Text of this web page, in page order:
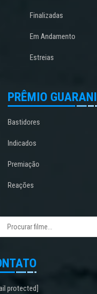
Finalizadas
Em Andamento
Estreias
PRÊMIO GUARANI
Bastidores
Indicados
Premiação
Reações
protected]